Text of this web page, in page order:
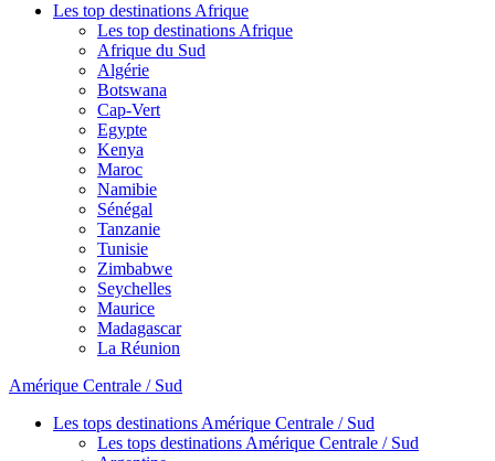
Les top destinations Afrique
Les top destinations Afrique
Afrique du Sud
Algérie
Botswana
Cap-Vert
Egypte
Kenya
Maroc
Namibie
Sénégal
Tanzanie
Tunisie
Zimbabwe
Seychelles
Maurice
Madagascar
La Réunion
Amérique Centrale / Sud
Les tops destinations Amérique Centrale / Sud
Les tops destinations Amérique Centrale / Sud